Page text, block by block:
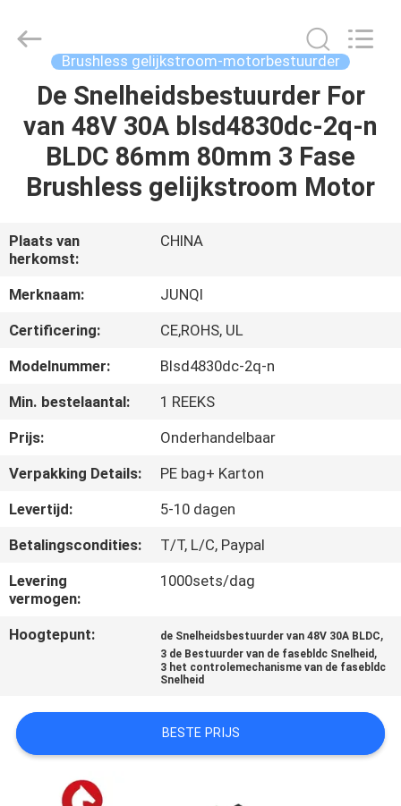
THUIS
PRODUCTEN
ONS
FABRIEKSTOCHT
KWALITEITSCONTROLE
NEEM
CONTACT
MET
ONS
OP
NIEUWS
VRAAG
OFFERTE
SITEMAP
International
Trade
Brushless gelijkstroom-motorbestuurder
De Snelheidsbestuurder For
van 48V 30A blsd4830dc-2q-n
BLDC 86mm 80mm 3 Fase
Brushless gelijkstroom Motor
Plaats van
herkomst:
CHINA
Merknaam:
JUNQI
Certificering:
CE,ROHS, UL
Modelnummer:
Blsd4830dc-2q-n
Min. bestelaantal:
1 REEKS
Prijs:
Onderhandelbaar
Verpakking Details:
PE bag+ Karton
Levertijd:
5-10 dagen
Betalingscondities:
T/T, L/C, Paypal
Levering
vermogen:
1000sets/dag
Hoogtepunt: de Snelheidsbestuurder van 48V 30A BLDC,
3 de Bestuurder van de fasebldc Snelheid ,
3 het controlemechanisme van de fasebldc
Snelheid
BESTE PRIJS